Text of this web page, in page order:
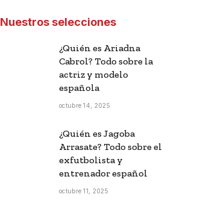
Nuestros selecciones
¿Quién es Ariadna
Cabrol? Todo sobre la
actriz y modelo
española
octubre 14, 2025
¿Quién es Jagoba
Arrasate? Todo sobre el
exfutbolista y
entrenador español
octubre 11, 2025